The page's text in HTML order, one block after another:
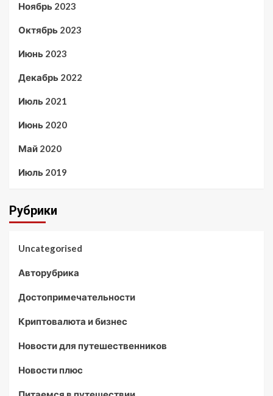
Ноябрь 2023
Октябрь 2023
Июнь 2023
Декабрь 2022
Июль 2021
Июнь 2020
Май 2020
Июль 2019
Рубрики
Uncategorised
Авторубрика
Достопримечательности
Криптовалюта и бизнес
Новости для путешественников
Новости плюс